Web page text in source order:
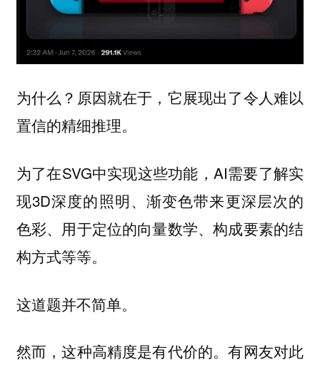
为什么？原因就在于，它展现出了令人难以
置信的精细推理。
为了在SVG中实现这些功能，AI需要了解实
现3D深度的照明、渐变色带来更深层次的
色彩、用于定位的向量数学、构成要素的结
构方式等等。
这道题并不简单。
然而，这种高精度是有代价的。有网友对此